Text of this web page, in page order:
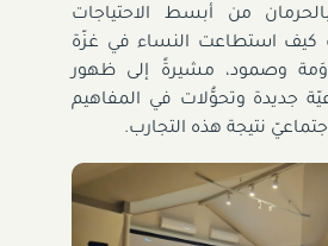
من أبسط الاحتياجات
كيف استطاعت النساء في غزّة
وصمود، مشيرةً إلى ظهور
جديدة وتحوُّلات في المفاهيم
نتيجة هذه التجارب.